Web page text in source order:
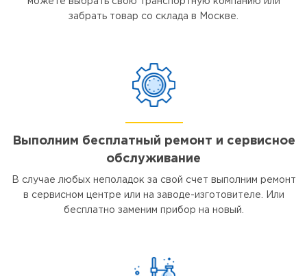
забрать товар со склада в Москве.
Выполним бесплатный ремонт и сервисное
обслуживание
В случае любых неполадок за свой счет выполним ремонт
в сервисном центре или на заводе-изготовителе. Или
бесплатно заменим прибор на новый.